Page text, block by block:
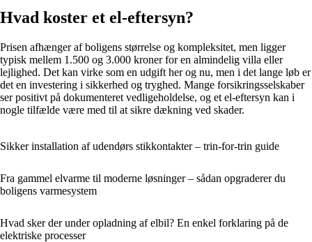
Hvad koster et el-eftersyn?
Prisen afhænger af boligens størrelse og kompleksitet, men ligger
typisk mellem 1.500 og 3.000 kroner for en almindelig villa eller
lejlighed. Det kan virke som en udgift her og nu, men i det lange løb er
det en investering i sikkerhed og tryghed. Mange forsikringsselskaber
ser positivt på dokumenteret vedligeholdelse, og et el-eftersyn kan i
nogle tilfælde være med til at sikre dækning ved skader.
Sikker installation af udendørs stikkontakter – trin-for-trin guide
Fra gammel elvarme til moderne løsninger – sådan opgraderer du
boligens varmesystem
Hvad sker der under opladning af elbil? En enkel forklaring på de
elektriske processer